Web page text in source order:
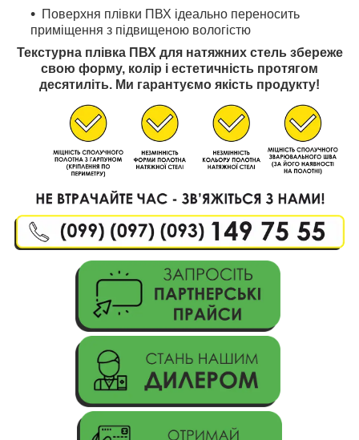
Поверхня плівки ПВХ ідеально переносить
приміщення з підвищеною вологістю
Текстурна плівка ПВХ для натяжних стель збереже
свою форму, колір і естетичність протягом
десятиліть. Ми гарантуємо якість продукту!